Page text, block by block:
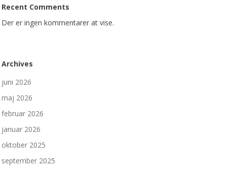
Recent Comments
Der er ingen kommentarer at vise.
Archives
juni 2026
maj 2026
februar 2026
januar 2026
oktober 2025
september 2025